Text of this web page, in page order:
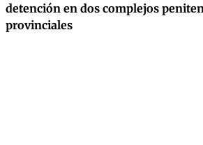
detención en dos complejos
provinciales